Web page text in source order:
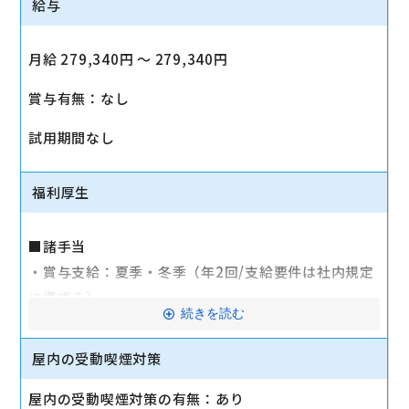
給与
月給 279,340円 〜 279,340円
賞与有無：なし
試用期間なし
福利厚生
■諸手当
・賞与支給：夏季・冬季（年2回/支給要件は社内規定
に準ずる）
・時間外手当あり（平均残業時間：10h/月）
・通勤手当支給（規定あり）
続きを読む
屋内の受動喫煙対策
屋内の受動喫煙対策の有無：あり